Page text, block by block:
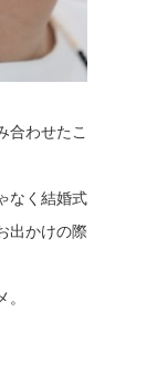
合わせたこ
なく結婚式
出かけの際